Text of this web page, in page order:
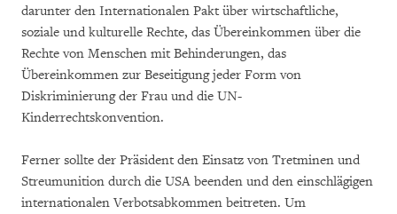
darunter den Internationalen Pakt über wirtschaftliche,
soziale und kulturelle Rechte, das Übereinkommen über die
Rechte von Menschen mit Behinderungen, das
Übereinkommen zur Beseitigung jeder Form von
Diskriminierung der Frau und die UN-
Kinderrechtskonvention.
Ferner sollte der Präsident den Einsatz von Tretminen und
Streumunition durch die USA beenden und den einschlägigen
internationalen Verbotsabkommen beitreten. Um